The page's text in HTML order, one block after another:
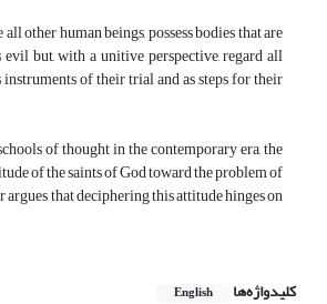
human beings, possess bodies that are
but, with a unitive perspective, regard all
of their trial and as steps for their
of thought in the contemporary era, the
of the saints of God toward the problem of
that deciphering this attitude hinges on
کلیدواژه‌ها English